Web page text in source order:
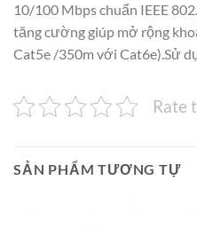
10/100 Mbps chuẩn IEEE
tăng cường giúp mở rộng
Cat5e /350m với Cat6e).Sử
Rate
SẢN PHẨM TƯƠNG TỰ